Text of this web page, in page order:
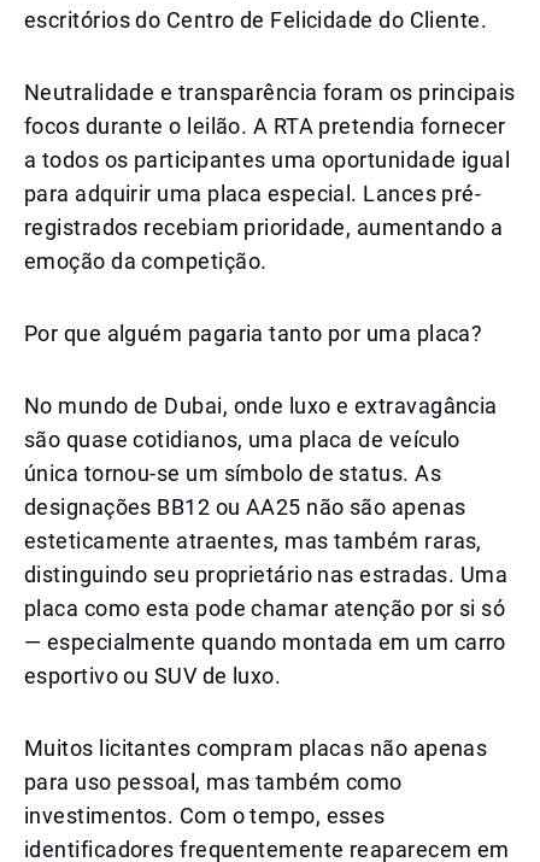
escritórios do Centro de Felicidade do Cliente.
Neutralidade e transparência foram os principais
focos durante o leilão. A RTA pretendia fornecer
a todos os participantes uma oportunidade igual
para adquirir uma placa especial. Lances pré-
registrados recebiam prioridade, aumentando a
emoção da competição.
Por que alguém pagaria tanto por uma placa?
No mundo de Dubai, onde luxo e extravagância
são quase cotidianos, uma placa de veículo
única tornou-se um símbolo de status. As
designações BB12 ou AA25 não são apenas
esteticamente atraentes, mas também raras,
distinguindo seu proprietário nas estradas. Uma
placa como esta pode chamar atenção por si só
— especialmente quando montada em um carro
esportivo ou SUV de luxo.
Muitos licitantes compram placas não apenas
para uso pessoal, mas também como
investimentos. Com o tempo, esses
identificadores frequentemente reaparecem em